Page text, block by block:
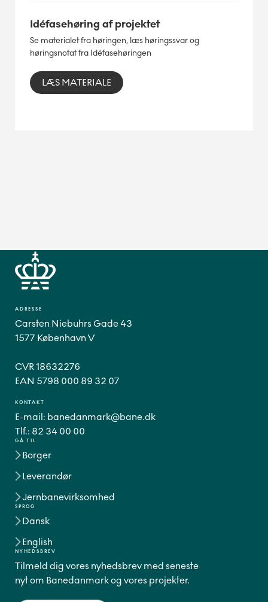
Idéfasehøring af projektet
Se materialet fra høringen, læs høringssvar og
høringsnotat fra Idéfasehøringen
LÆS MATERIALE
GÅ TIL
Borger
Leverandør
Jernbanevirksomhed
SPROG
Dansk
English
ADRESSE
Carsten Niebuhrs Gade 43
1577 København V
CVR 18632276
EAN 5798 000 89 32 07
KONTAKT
E-mail: banedanmark@bane.dk
Tlf.: 82 34 00 00
NYHEDSBREV
Tilmeld dig vores nyhedsbrev med seneste
nyt om Banedanmark og vores projekter.